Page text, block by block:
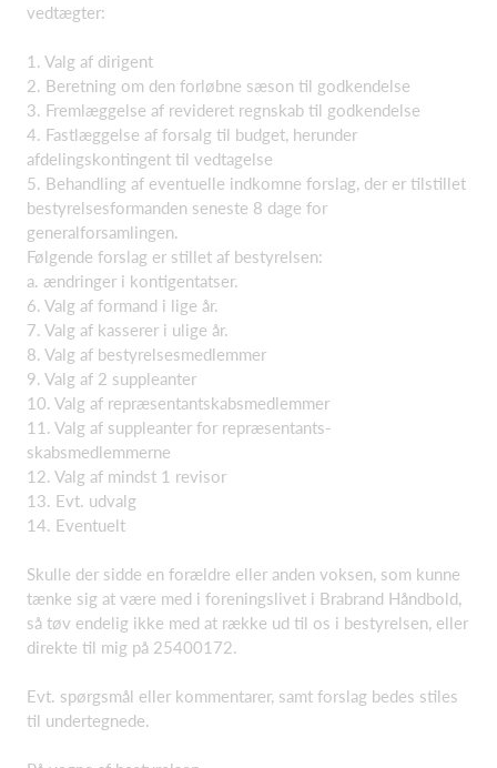
vedtægter:
1. Valg af dirigent
2. Beretning om den forløbne sæson til godkendelse
3. Fremlæggelse af revideret regnskab til godkendelse
4. Fastlæggelse af forsalg til budget, herunder
afdelingskontingent til vedtagelse
5. Behandling af eventuelle indkomne forslag, der er tilstillet
bestyrelsesformanden seneste 8 dage for
generalforsamlingen.
Følgende forslag er stillet af bestyrelsen:
a. ændringer i kontigentatser.
6. Valg af formand i lige år.
7. Valg af kasserer i ulige år.
8. Valg af bestyrelsesmedlemmer
9. Valg af 2 suppleanter
10. Valg af repræsentantskabsmedlemmer
11. Valg af suppleanter for repræsentants-
skabsmedlemmerne
12. Valg af mindst 1 revisor
13. Evt. udvalg
14. Eventuelt
Skulle der sidde en forældre eller anden voksen, som kunne
tænke sig at være med i foreningslivet i Brabrand Håndbold,
så tøv endelig ikke med at række ud til os i bestyrelsen, eller
direkte til mig på 25400172.
Evt. spørgsmål eller kommentarer, samt forslag bedes stiles
til undertegnede.